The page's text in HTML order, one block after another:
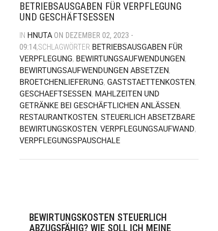
ÜBER UNS
CART
BETRIEBSAUSGABEN FÜR VERPFLEGUNG
UND GESCHÄFTSESSEN
IN HNUTA ON DEZEMBER 02, 2023 -
09:14,SCHLAGWÖRTER BETRIEBSAUSGABEN FÜR
VERPFLEGUNG, BEWIRTUNGSAUFWENDUNGEN,
BEWIRTUNGSAUFWENDUNGEN ABSETZEN,
BROETCHENLIEFERUNG, GASTSTAETTENKOSTEN,
GESCHAEFTSESSEN, MAHLZEITEN UND
GETRÄNKE BEI GESCHÄFTLICHEN ANLÄSSEN,
RESTAURANTKOSTEN, STEUERLICH ABSETZBARE
BEWIRTUNGSKOSTEN, VERPFLEGUNGSAUFWAND,
VERPFLEGUNGSPAUSCHALE
BEWIRTUNGSKOSTEN STEUERLICH
ABZUGSFÄHIG? WIE SOLL ICH MEINE